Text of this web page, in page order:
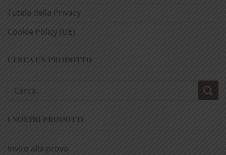
Tutela della Privacy
Cookie Policy (UE)
CERCA UN PRODOTTO
Cerca:
I NOSTRI PRODOTTI
Invito alla prova